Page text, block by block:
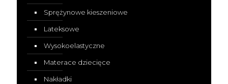
Sprężynowe kieszeniowe
Lateksowe
Wysokoelastyczne
Materace dziecięce
Nakładki